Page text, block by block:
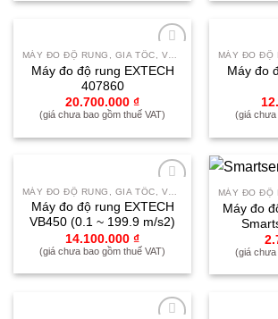
thích
MÁY ĐO ĐỘ RUNG, GIA TỐC, VẬN TỐC, CÂN BẰNG ĐỘNG
Máy đo độ rung EXTECH
407860
20.700.000 ₫
(giá chưa bao gồm thuế VAT)
Máy đo
(giá chưa
Yêu
thích
Máy đo độ rung EXTECH
VB450 (0.1 ~ 199.9 m/s2)
14.100.000 ₫
(giá chưa bao gồm thuế VAT)
Máy đo
(giá chưa